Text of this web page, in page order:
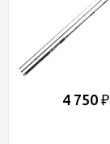
4 750 ₽